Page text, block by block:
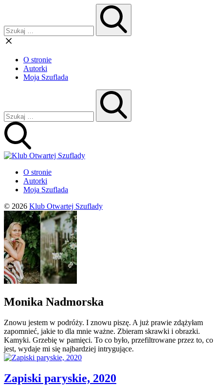
O stronie
Autorki
Moja Szuflada
O stronie
Autorki
Moja Szuflada
© 2026 Klub Otwartej Szuflady
Monika Nadmorska
Znowu jestem w podróży. I znowu piszę. A już prawie zdążyłam
zapomnieć, jakie to dla mnie ważne. Zbieram skrawki i obrazki.
Kamyki. Grzebię w pamięci. To co było, przefiltrowane przez to, co
jest, wydaje mi się najbardziej intrygujące.
Zapiski paryskie, 2020